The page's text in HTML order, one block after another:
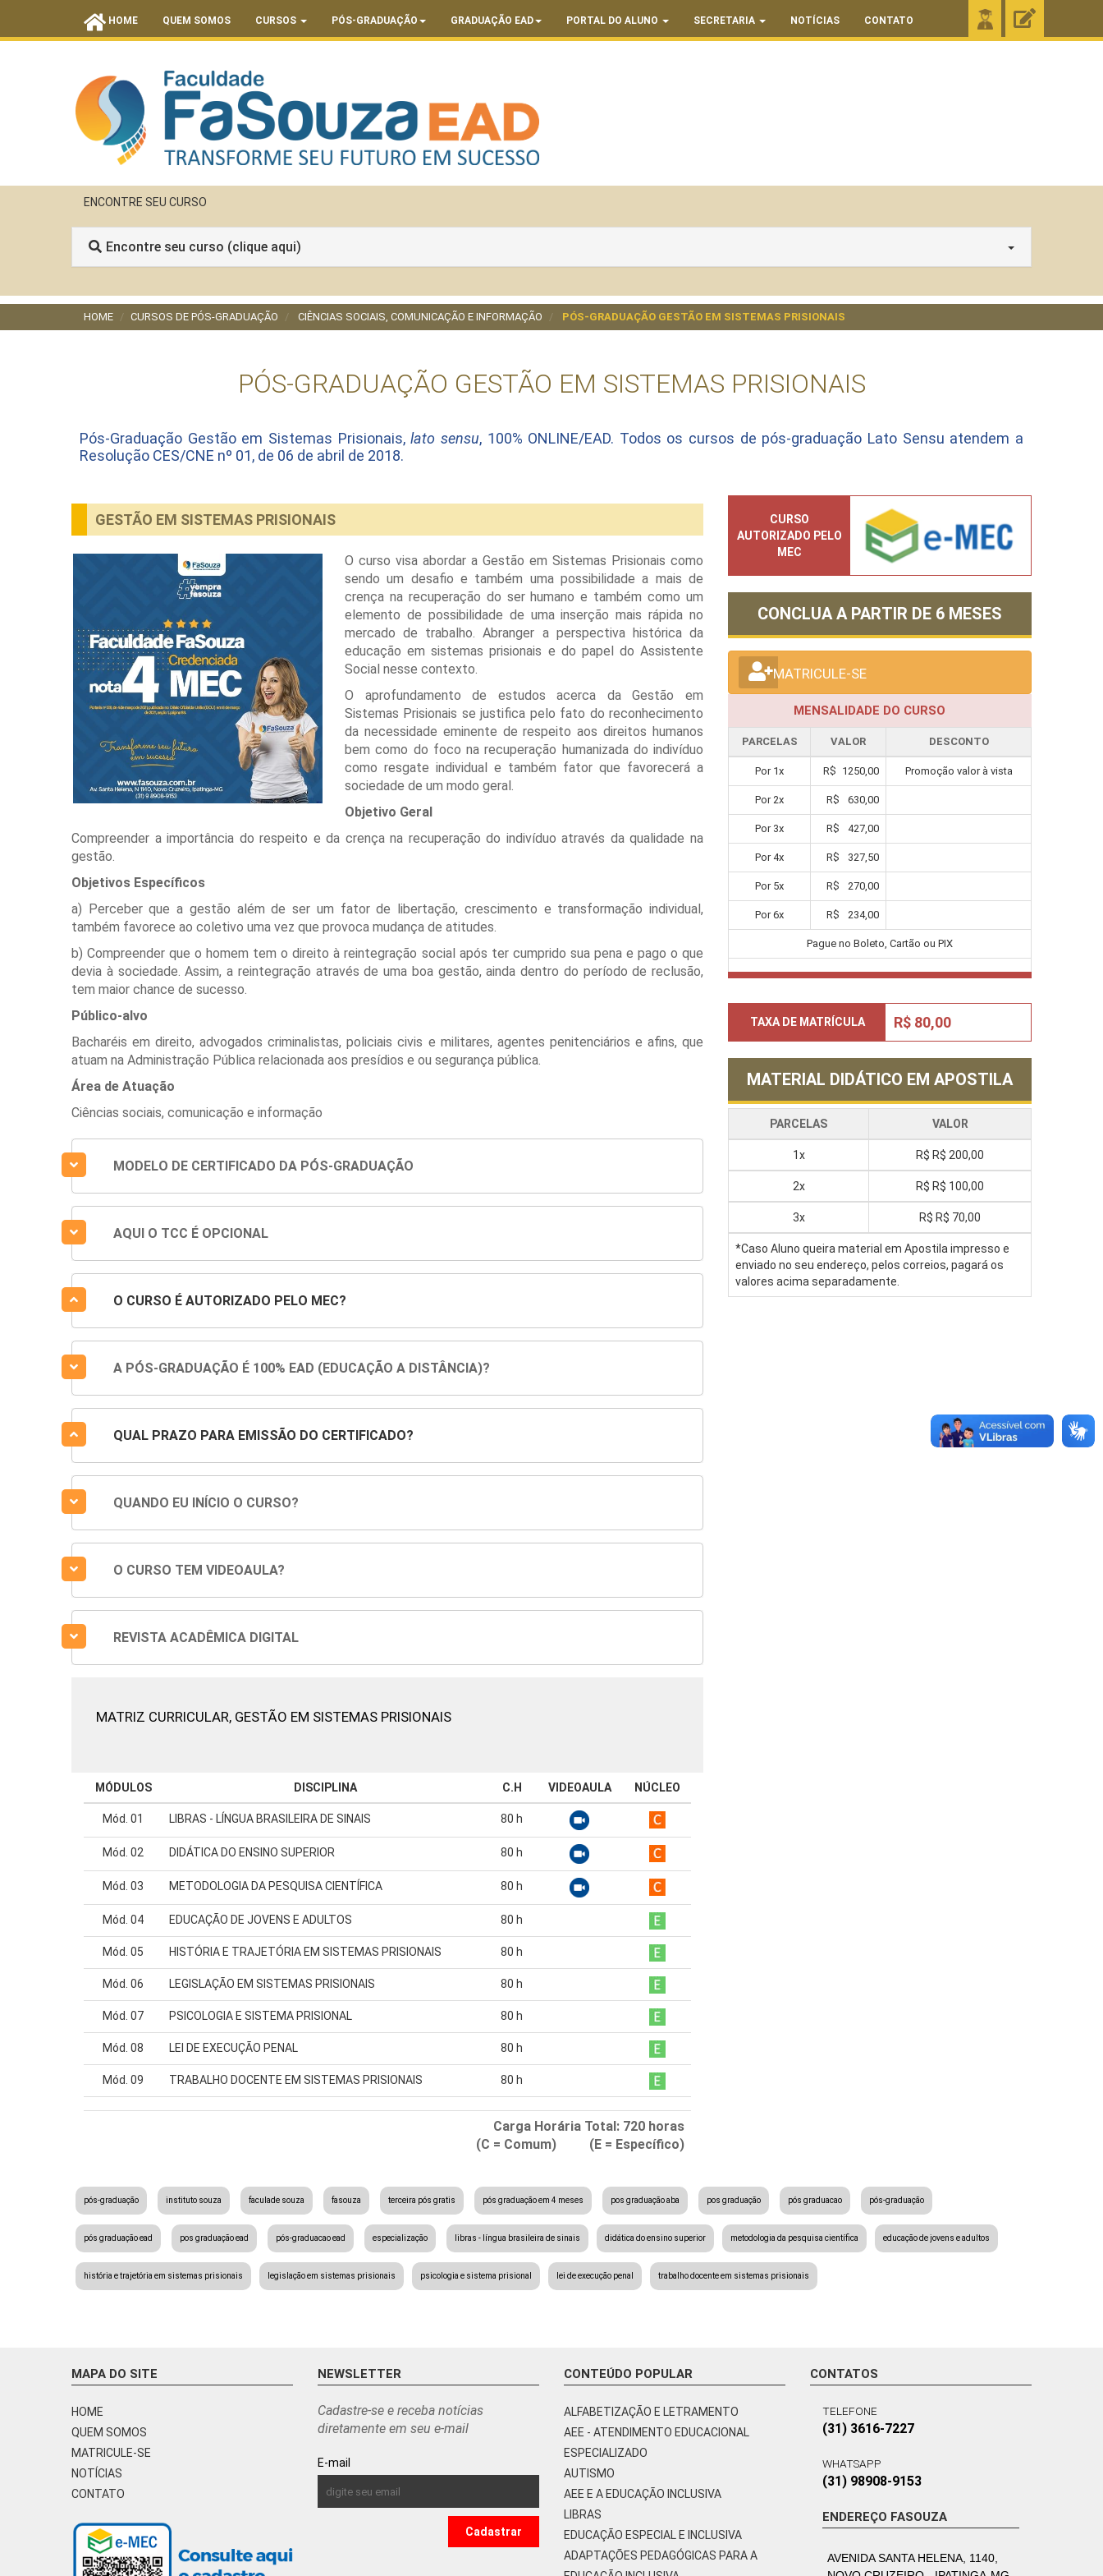
HOME QUEM SOMOS CURSOS PÓS-GRADUAÇÃO GRADUAÇÃO EAD PORTAL DO ALUNO SECRETARIA NOTÍCIAS CONTATO
ENCONTRE SEU CURSO
Encontre seu curso (clique aqui)
HOME CURSOS DE PÓS-GRADUAÇÃO CIÊNCIAS SOCIAIS, COMUNICAÇÃO E INFORMAÇÃO PÓS-GRADUAÇÃO GESTÃO EM SISTEMAS PRISIONAIS
PÓS-GRADUAÇÃO GESTÃO EM SISTEMAS PRISIONAIS
Pós-Graduação Gestão em Sistemas Prisionais,lato sensu, 100% ONLINE/EAD. Todos os cursos de pós-graduação Lato Sensu atendem a
Resolução CES/CNE nº 01, de 06 de abril de 2018.
GESTÃO EM SISTEMAS PRISIONAIS
O curso visa abordar a Gestão em Sistemas Prisionais como
sendo um desafio e também uma possibilidade a mais de
crença na recuperação do ser humano e também como um
elemento de possibilidade de uma inserção mais rápida no
mercado de trabalho. Abranger a perspectiva histórica da
educação em sistemas prisionais e do papel do Assistente
Social nesse contexto.
O aprofundamento de estudos acerca da Gestão em
Sistemas Prisionais se justifica pelo fato do reconhecimento
da necessidade eminente de respeito aos direitos humanos
bem como do foco na recuperação humanizada do indivíduo
como resgate individual e também fator que favorecerá a
sociedade de um modo geral.
Objetivo Geral
Compreender a importância do respeito e da crença na recuperação do indivíduo através da qualidade na
gestão.
Objetivos Específicos
a) Perceber que a gestão além de ser um fator de libertação, crescimento e transformação individual,
também favorece ao coletivo uma vez que provoca mudança de atitudes.
b) Compreender que o homem tem o direito à reintegração social após ter cumprido sua pena e pago o que
devia à sociedade. Assim, a reintegração através de uma boa gestão, ainda dentro do período de reclusão,
tem maior chance de sucesso.
Público-alvo
Bacharéis em direito, advogados criminalistas, policiais civis e militares, agentes penitenciários e afins, que
atuam na Administração Pública relacionada aos presídios e ou segurança pública.
Área de Atuação
Ciências sociais, comunicação e informação
MODELO DE CERTIFICADO DA PÓS-GRADUAÇÃO
AQUI O TCC É OPCIONAL
O CURSO É AUTORIZADO PELO MEC?
A PÓS-GRADUAÇÃO É 100% EAD (EDUCAÇÃO A DISTÂNCIA)?
QUAL PRAZO PARA EMISSÃO DO CERTIFICADO?
QUANDO EU INÍCIO O CURSO?
O CURSO TEM VIDEOAULA?
REVISTA ACADÊMICA DIGITAL
MATRIZ CURRICULAR, GESTÃO EM SISTEMAS PRISIONAIS
MÓDULOS DISCIPLINA C.H VIDEOAULA NÚCLEO
Mód. 01 LIBRAS - LÍNGUA BRASILEIRA DE SINAIS 80 h
Mód. 02 DIDÁTICA DO ENSINO SUPERIOR 80 h
Mód. 03 METODOLOGIA DA PESQUISA CIENTÍFICA 80 h
Mód. 04 EDUCAÇÃO DE JOVENS E ADULTOS 80 h
Mód. 05 HISTÓRIA E TRAJETÓRIA EM SISTEMAS PRISIONAIS 80 h
Mód. 06 LEGISLAÇÃO EM SISTEMAS PRISIONAIS 80 h
Mód. 07 PSICOLOGIA E SISTEMA PRISIONAL 80 h
Mód. 08 LEI DE EXECUÇÃO PENAL 80 h
Mód. 09 TRABALHO DOCENTE EM SISTEMAS PRISIONAIS 80 h
Carga Horária Total: 720 horas
(C = Comum) (E = Específico)
CURSO
AUTORIZADO PELO
MEC
CONCLUA A PARTIR DE 6 MESES
MATRICULE-SE
MENSALIDADE DO CURSO
PARCELAS VALOR DESCONTO
Por 1x R$ 1250,00 Promoção valor à vista
Por2x R$ 630,00
Por 3x R$ 427,00
Por4x R$ 327,50
Por 5x R$ 270,00
Por6x R$ 234,00
Pague no Boleto, Cartão ou PIX
TAXA DE MATRÍCULA R$ 80,00
MATERIAL DIDÁTICO EM APOSTILA
PARCELAS VALOR
1x R$ R$ 200,00
2x R$ R$ 100,00
3x R$ R$ 70,00
*Caso Aluno queira material em Apostila impresso e
enviado no seu endereço, pelos correios, pagará os
valores acima separadamente.
pós-graduação instituto souza faculade souza fasouza terceira pós gratis pós graduação em 4 meses pos graduação aba pos graduação pós graduacao pós-graduação
pós graduação ead pos graduação ead pós-graduacao ead especialização libras - língua brasileira de sinais didática do ensino superior metodologia da pesquisa científica educação de jovens e adultos
história e trajetória em sistemas prisionais legislação em sistemas prisionais psicologia e sistema prisional lei de execução penal trabalho docente em sistemas prisionais
MAPA DO SITE
HOME
QUEM SOMOS
MATRICULE-SE
NOTÍCIAS
CONTATO
NEWSLETTER
Cadastre-se e receba notícias
diretamente em seu e-mail
E-mail
CONTEÚDO POPULAR
ALFABETIZAÇÃO E LETRAMENTO
AEE - ATENDIMENTO EDUCACIONAL
ESPECIALIZADO
AUTISMO
AEE E A EDUCAÇÃO INCLUSIVA
LIBRAS
EDUCAÇÃO ESPECIAL E INCLUSIVA
ADAPTAÇÕES PEDAGÓGICAS PARA A
CONTATOS
TELEFONE
(31) 3616-7227
WHATSAPP
(31) 98908-9153
ENDEREÇO FASOUZA
AVENIDA SANTA HELENA, 1140,